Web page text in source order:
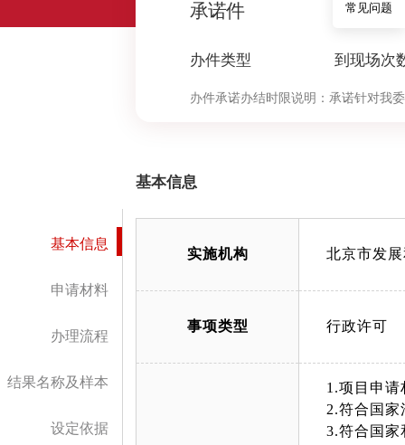
承诺件
办件类型
0
到现场次
办件承诺办结时限说明： 承诺针对我
基本信息
申请材料
办理流程
结果名称及样本
设定依据
基本信息
实施机构 北京市发
事项类型 行政许可
1.项目申
2.符合国
3.符合国家
常见问题